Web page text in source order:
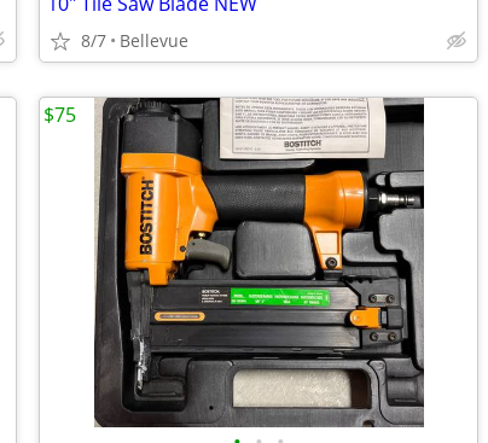
8/7 Bellevue
$75